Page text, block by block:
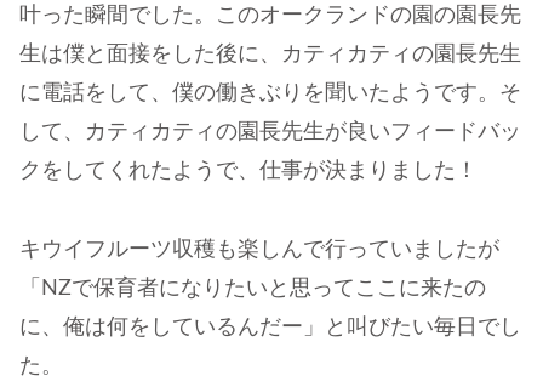
叶った瞬間でした。このオークランドの園の園長先
生は僕と面接をした後に、カティカティの園長先生
に電話をして、僕の働きぶりを聞いたようです。そ
して、カティカティの園長先生が良いフィードバッ
クをしてくれたようで、仕事が決まりました！
キウイフルーツ収穫も楽しんで行っていましたが
「NZで保育者になりたいと思ってここに来たの
に、俺は何をしているんだー」と叫びたい毎日でし
た。